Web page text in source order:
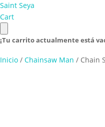
Saint Seya
Cart
¡Tu carrito actualmente está
Inicio / Chainsaw Man / Chain